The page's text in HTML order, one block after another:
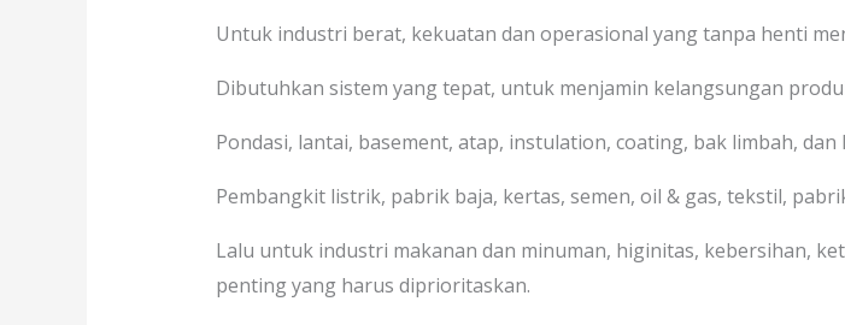
Untuk industri berat, kekuatan dan operasional yang tanpa henti
Dibutuhkan sistem yang tepat, untuk menjamin kelangsungan
Pondasi, lantai, basement, atap, instulation, coating, bak limbah,
Pembangkit listrik, pabrik baja, kertas, semen, oil & gas, tekstil,
Lalu untuk industri makanan dan minuman, higinitas, kebersihan,
penting yang harus diprioritaskan.